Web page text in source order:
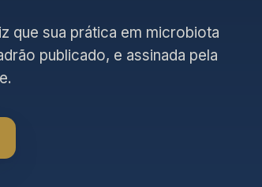
que sua prática em microbiota
publicado, e assinada pela